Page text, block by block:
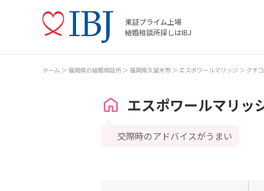
東証プライム上場
結婚相談所探しはIBJ
ホーム 福岡県の結婚相談所 福岡県久留米市 エスポワールマリッジ クチ
エスポワールマリッ
交際時のアドバイスがうまい